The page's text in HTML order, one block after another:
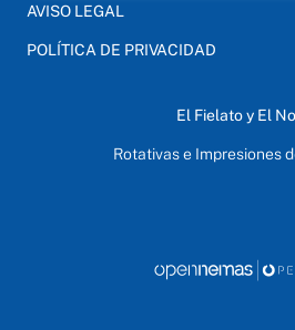
AVISO LEGAL
POLÍTICA DE PRIVACIDAD
El Fielato y El
Rotativas e Impresiones